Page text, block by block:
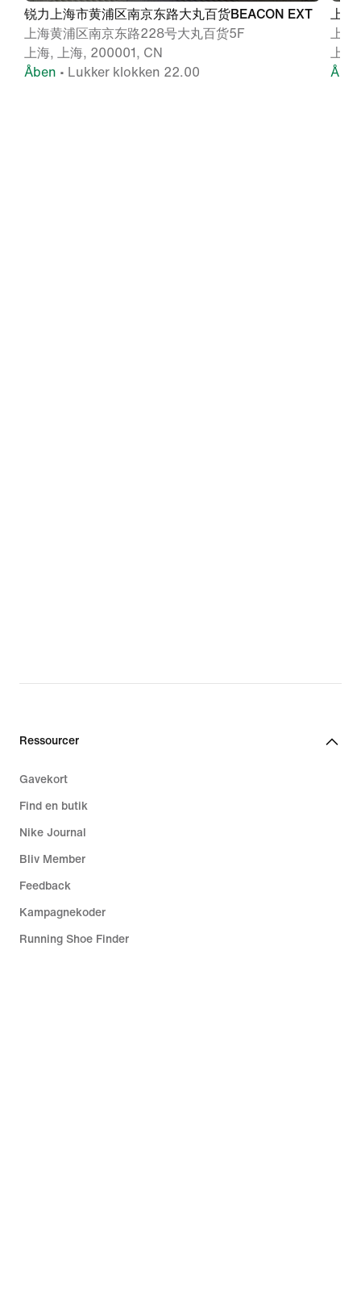
锐力上海市黄浦区南京东路大丸百货BEACON EXT
上海黄浦区南京东路228号大丸百货5F
上海, 上海, 200001, CN
Åben • Lukker klokken 22.00
上
上
上
Ressourcer
Gavekort
Find en butik
Nike Journal
Bliv Member
Feedback
Kampagnekoder
Running Shoe Finder